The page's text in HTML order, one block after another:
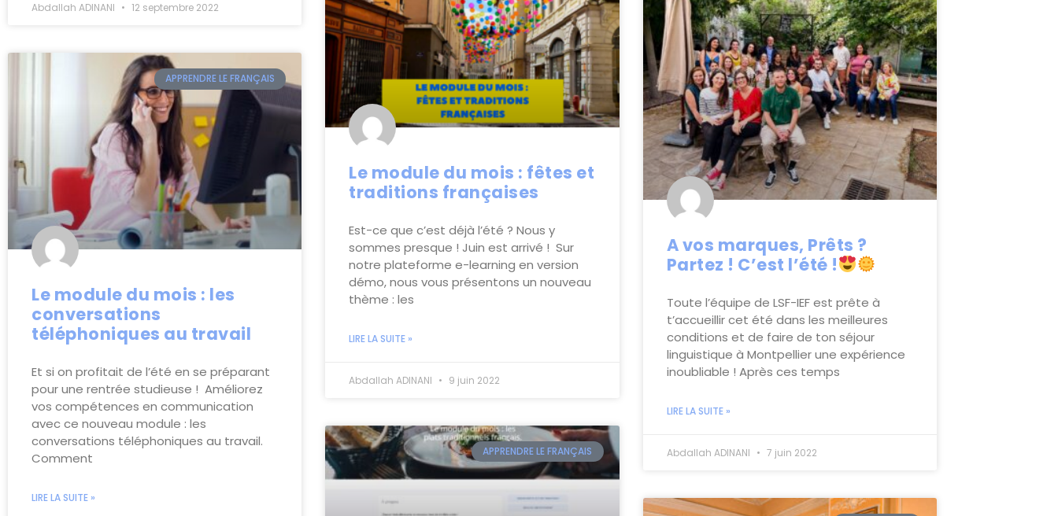
Abdallah ADINANI 12 septembre 2022
APPRENDRE LE FRANÇAIS
Le module du mois : les
conversations
téléphoniques au travail
Et si on profitait de l’été en se préparant
pour une rentrée studieuse ! Améliorez
vos compétences en communication
avec ce nouveau module : les
conversations téléphoniques au travail.
Comment
LIRE LA SUITE »
Le module du mois : fêtes et
traditions françaises
Est-ce que c’est déjà l’été ? Nous y
sommes presque ! Juin est arrivé ! Sur
notre plateforme e-learning en version
démo, nous vous présentons un nouveau
thème : les
LIRE LA SUITE »
Abdallah ADINANI 9 juin 2022
A vos marques, Prêts ?
Partez ! C’est l’été !
Toute l’équipe de LSF-IEF est prête à
t’accueillir cet été dans les meilleures
conditions et de faire de ton séjour
linguistique à Montpellier une expérience
inoubliable ! Après ces temps
LIRE LA SUITE »
Abdallah ADINANI 7 juin 2022
APPRENDRE LE FRANÇAIS